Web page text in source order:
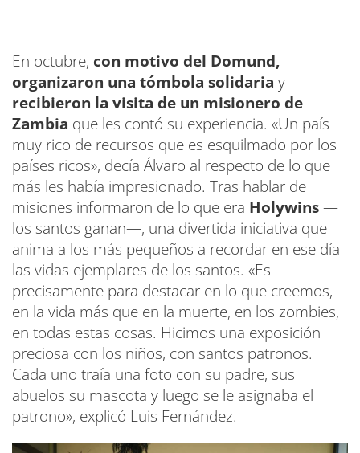
En octubre, con motivo del Domund,
organizaron una tómbola solidaria y
recibieron la visita de un misionero de
Zambia que les contó su experiencia. «Un país
muy rico de recursos que es esquilmado por los
países ricos», decía Álvaro al respecto de lo que
más les había impresionado. Tras hablar de
misiones informaron de lo que era Holywins—
los santos ganan—, una divertida iniciativa que
anima a los más pequeños a recordar en ese día
las vidas ejemplares de los santos. «Es
precisamente para destacar en lo que creemos,
en la vida más que en la muerte, en los zombies,
en todas estas cosas. Hicimos una exposición
preciosa con los niños, con santos patronos.
Cada uno traía una foto con su padre, sus
abuelos su mascota y luego se le asignaba el
patrono», explicó Luis Fernández.